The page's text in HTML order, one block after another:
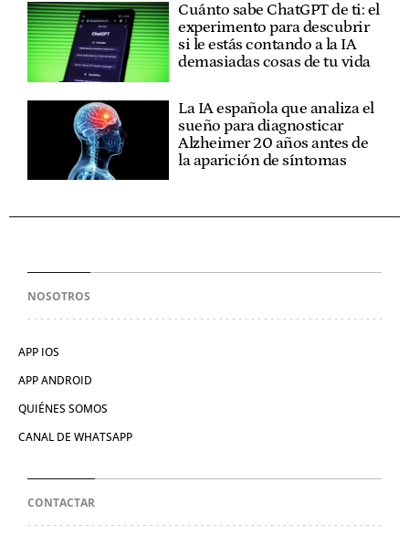
Cuánto sabe ChatGPT de ti: el
experimento para descubrir
si le estás contando a la IA
demasiadas cosas de tu vida
La IA española que analiza el
sueño para diagnosticar
Alzheimer 20 años antes de
la aparición de síntomas
NOSOTROS
APP IOS
APP ANDROID
QUIÉNES SOMOS
CANAL DE WHATSAPP
CONTACTAR